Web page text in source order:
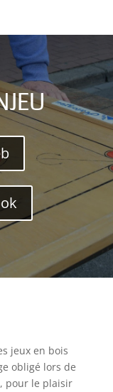
jeux en bois
obligé lors de
pour le plaisir